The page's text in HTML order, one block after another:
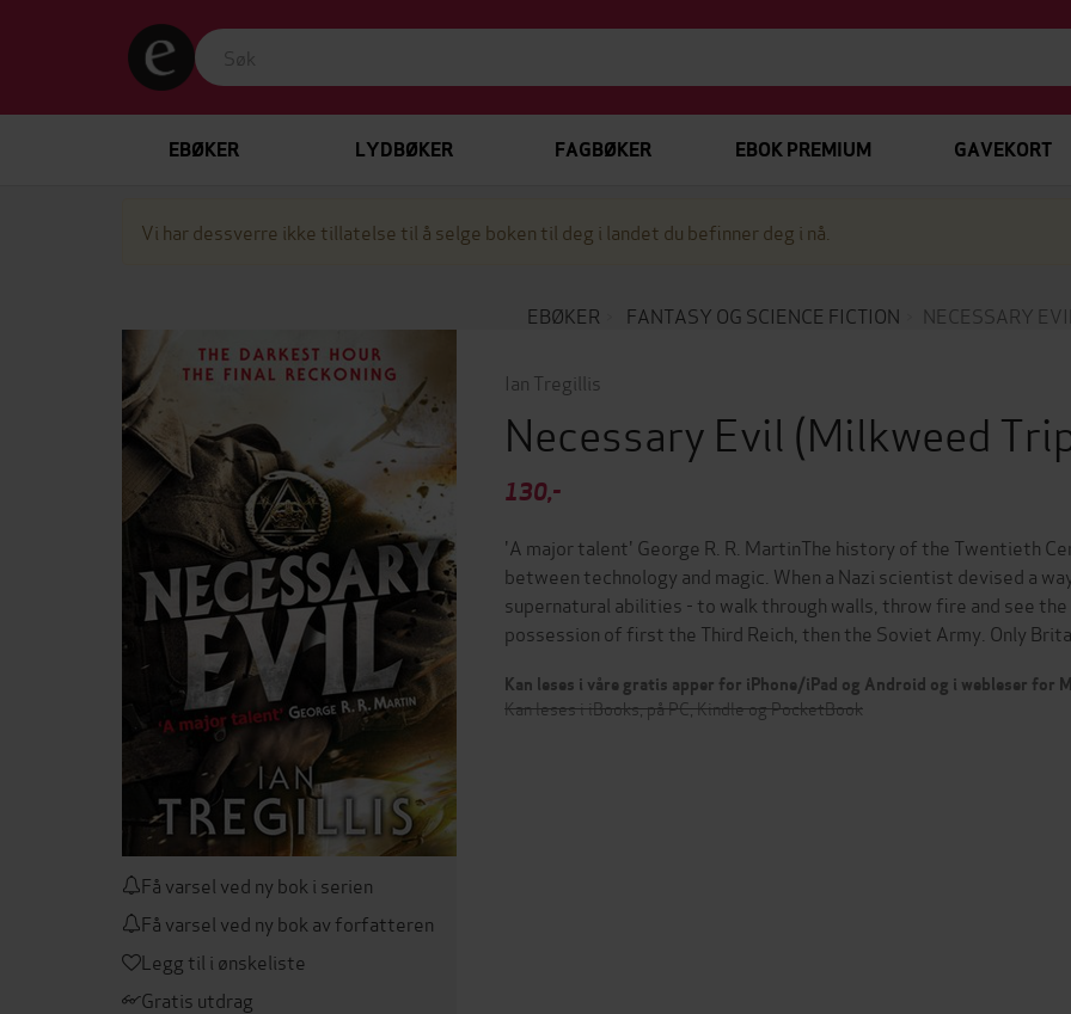
EBØKER LYDBØKER FAGBØKER EBOK PREMIUM GAVEKORT
Vi har dessverre ikke tillatelse til å selge boken til deg i landet du befinner deg i nå.
EBØKER FANTASY OG SCIENCE FICTION NECESSARY
Få varsel ved ny bok i serien
Få varsel ved ny bok av forfatteren
Legg til i ønskeliste
Gratis utdrag
Ian Tregillis
Necessary Evil (Milkweed
130,-
'A major talent' George R. R. MartinThe history of the Twentieth
between technology and magic. When a Nazi scientist devised a
supernatural abilities - to walk through walls, throw fire and see
possession of first the Third Reich, then the Soviet Army. Only
Kan leses i våre gratis apper for iPhone/iPad og Android og i webleser for
Kan leses i iBooks, på PC, Kindle og PocketBook